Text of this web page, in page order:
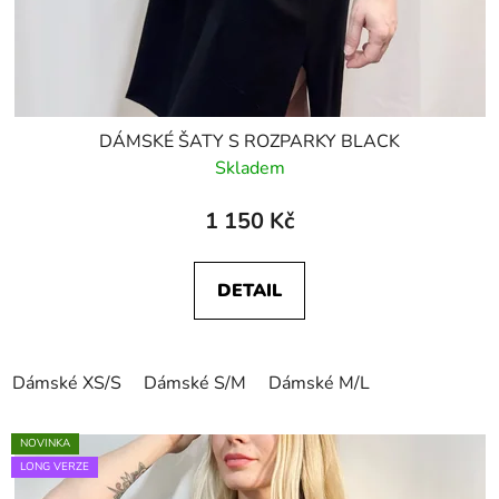
DÁMSKÉ ŠATY S ROZPARKY BLACK
Skladem
1 150 Kč
DETAIL
Dámské XS/S Dámské S/M Dámské M/L
NOVINKA
LONG VERZE